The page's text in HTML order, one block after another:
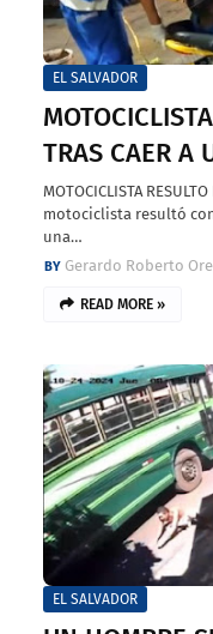
EL SALVADOR
TRAS CAER A
MOTOCICLISTA
motociclista resultó
una…
Gerardo Roberto
READ MORE »
EL SALVADOR